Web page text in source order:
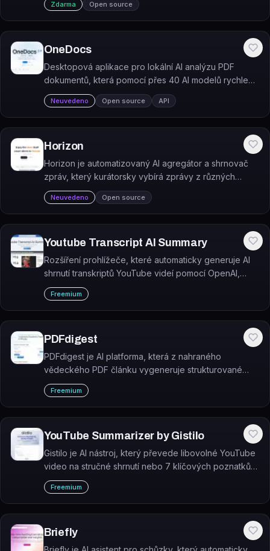
Zdarma Open source
OneDocs
Desktopová aplikace pro lokální AI analýzu PDF
dokumentů, která pomocí přes 40 AI modelů rychle
shrne obsah a klíčové informace.
Neuvedeno Open source API
Horizon
Horizon je automatizovaný AI agregátor a shrnovač
zpráv, který kurátorsky vybírá zprávy z různých
zdrojů a nabízí je uživatelům k rychlému čtení.
Neuvedeno Open source
Youtube Transcript AI Summary
Rozšíření prohlížeče, které automaticky generuje AI
shrnutí transkriptů YouTube videí pomocí OpenAI,
Claude nebo Gemini API.
Freemium
PDFdigest
PDFdigest je AI platforma, která z nahraného
vědeckého PDF článku vygeneruje strukturované
shrnutí ve formě komentovaného výukového videa.
Freemium
YouTube Summarizer by Gistilo
Gistilo je AI nástroj, který převede libovolné YouTube
video na stručné shrnutí nebo 7 klíčových poznatků
během sekund.
Freemium
Briefly